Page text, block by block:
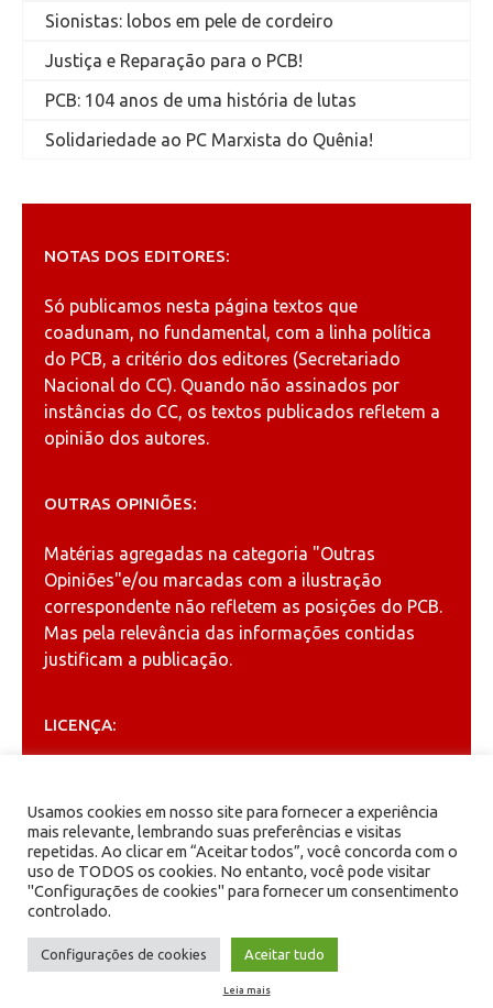
Sionistas: lobos em pele de cordeiro
Justiça e Reparação para o PCB!
PCB: 104 anos de uma história de lutas
Solidariedade ao PC Marxista do Quênia!
NOTAS DOS EDITORES:
Só publicamos nesta página textos que
coadunam, no fundamental, com a linha política
do PCB, a critério dos editores (Secretariado
Nacional do CC). Quando não assinados por
instâncias do CC, os textos publicados refletem a
opinião dos autores.
OUTRAS OPINIÕES:
Matérias agregadas na categoria "Outras
Opiniões"e/ou marcadas com a ilustração
correspondente não refletem as posições do PCB.
Mas pela relevância das informações contidas
justificam a publicação.
LICENÇA:
Creative Commons
ARQUIVOS
Arquivos
PCB - Partido Comunista Brasileiro.
Usamos cookies em nosso site para fornecer a experiência
mais relevante, lembrando suas preferências e visitas
repetidas. Ao clicar em “Aceitar todos”, você concorda com o
uso de TODOS os cookies. No entanto, você pode visitar
"Configurações de cookies" para fornecer um consentimento
controlado.
Configurações de cookies Aceitar tudo
Leia mais